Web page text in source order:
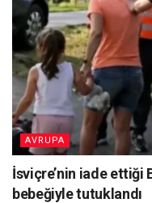
AVRUPA
İsviçre’nin iade ettiği
bebeğiyle tutuklandı